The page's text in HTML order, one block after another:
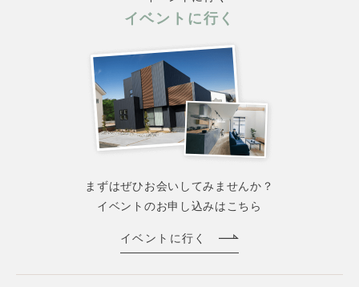
イベントに行く
まずはぜひお会いしてみませんか？
イベントのお申し込みはこちら
イベントに行く